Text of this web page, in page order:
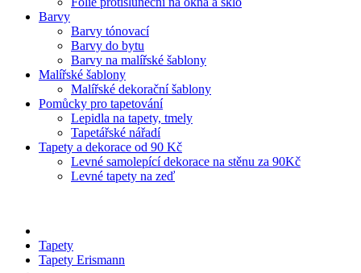
Barvy
Barvy tónovací
Barvy do bytu
Barvy na malířské šablony
Malířské šablony
Malířské dekorační šablony
Pomůcky pro tapetování
Lepidla na tapety, tmely
Tapetářské nářadí
Tapety a dekorace od 90 Kč
Levné samolepící dekorace na stěnu za 90Kč
Levné tapety na zeď
Tapety
Tapety Erismann